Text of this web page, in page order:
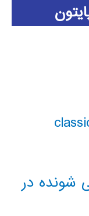
شونده در